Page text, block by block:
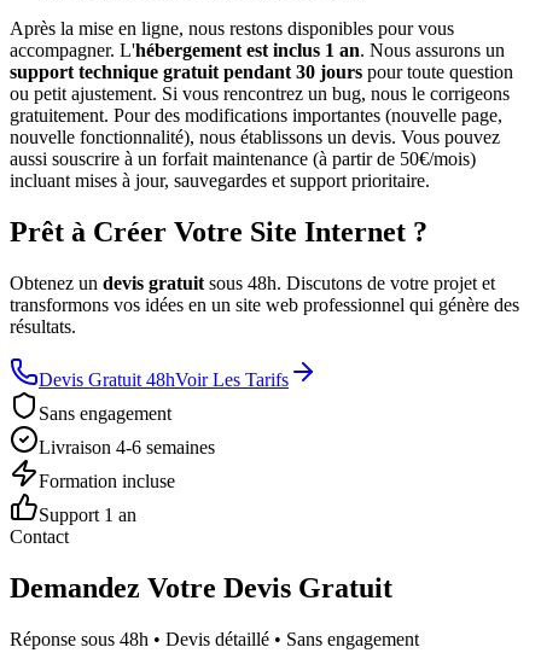
Après la mise en ligne, nous restons disponibles pour vous
accompagner. L'hébergement est inclus 1 an. Nous assurons un
support technique gratuit pendant 30 jours pour toute question
ou petit ajustement. Si vous rencontrez un bug, nous le corrigeons
gratuitement. Pour des modifications importantes (nouvelle page,
nouvelle fonctionnalité), nous établissons un devis. Vous pouvez
aussi souscrire à un forfait maintenance (à partir de 50€/mois)
incluant mises à jour, sauvegardes et support prioritaire.
Prêt à Créer Votre Site Internet ?
Obtenez un devis gratuit sous 48h. Discutons de votre projet et
transformons vos idées en un site web professionnel qui génère des
résultats.
Devis Gratuit 48hVoir Les Tarifs
Sans engagement
Livraison 4-6 semaines
Formation incluse
Support 1 an
Contact
Demandez Votre Devis Gratuit
Réponse sous 48h • Devis détaillé • Sans engagement